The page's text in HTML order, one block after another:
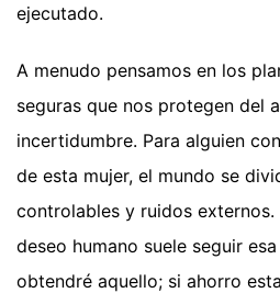
ejecutado.
A menudo pensamos en los
seguras que nos protegen del
incertidumbre. Para alguien
de esta mujer, el mundo se
controlables y ruidos
deseo humano suele seguir
obtendré aquello; si ahorro